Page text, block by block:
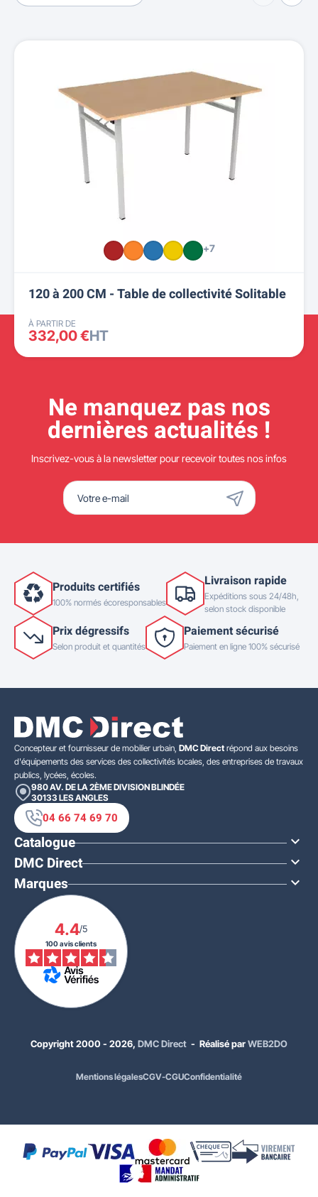
À PARTIR DE
62,40 € TTC
x20
56,00 €
x40
53,00 €
52,00 €
+7
120 à 200 CM - Table de collectivité Solitable
À PARTIR DE
332,00 €HT
Ne manquez pas nos
dernières actualités !
Inscrivez-vous à la newsletter pour recevoir toutes nos infos
Produits certifiés
100% normés écoresponsables
Livraison rapide
Expéditions sous 24/48h,
selon stock disponible
Prix dégressifs
Selon produit et quantités
Paiement sécurisé
Paiement en ligne 100% sécurisé
Concepteur et fournisseur de mobilier urbain, DMC Direct répond aux besoins
d'équipements des services des collectivités locales, des entreprises de travaux
publics, lycées, écoles.
980 AV. DE LA 2ÈME DIVISION BLINDÉE
30133 LES ANGLES
04 66 74 69 70
Catalogue 
DMC Direct 
Marques 
4.4/5
100 avis clients
Copyright 2000 - 2026, DMC Direct - Réalisé parWEB2DO
Mentions légalesCGV-CGUConfidentialité